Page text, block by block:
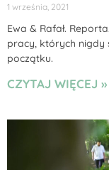
1 września, 2021
Ewa & Rafał.
pracy, których nigdy
początku.
CZYTAJ WIĘCEJ »